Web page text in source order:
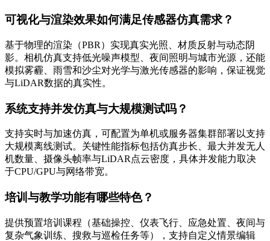
可视化与渲染效果如何满足传感器仿真需求？
基于物理的渲染（PBR）实现真实光照、材质反射与动态阴
影。相机仿真支持低光噪声模型、夜间照明与城市光源，还能
模拟雾霾、雨雪和沙尘对光学与激光传感器的影响，保证视觉
与LiDAR数据的真实性。
系统支持并发仿真与大规模测试吗？
支持实时与加速仿真，可配置为单机或服务器集群部署以支持
大规模离线测试。关键性能指标包括仿真步长、最大并发无人
机数量、摄像头帧率与LiDAR点云密度，具体并发能力取决
于CPU/GPU与网络带宽。
培训与教学功能有哪些特色？
提供预置培训课程（基础操控、仪表飞行、应急处置、夜间与
复杂气象训练、搜救与巡检任务等），支持自定义情景编辑